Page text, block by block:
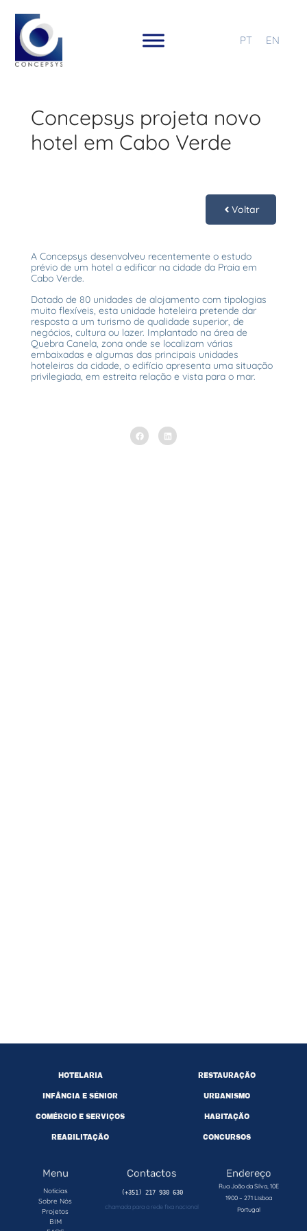
PT EN
Concepsys projeta novo
hotel em Cabo Verde
Voltar
A Concepsys desenvolveu recentemente o estudo
prévio de um hotel a edificar na cidade da Praia em
Cabo Verde.
Dotado de 80 unidades de alojamento com tipologias
muito flexíveis, esta unidade hoteleira pretende dar
resposta a um turismo de qualidade superior, de
negócios, cultura ou lazer. Implantado na área de
Quebra Canela, zona onde se localizam várias
embaixadas e algumas das principais unidades
hoteleiras da cidade, o edifício apresenta uma situação
privilegiada, em estreita relação e vista para o mar.
HOTELARIA
INFÂNCIA E SÉNIOR
RESTAURAÇÃO
URBANISMO
COMÉRCIO E SERVIÇOS
REABILITAÇÃO
HABITAÇÃO
CONCURSOS
Menu
Noticias
Sobre Nós
Projetos
BIM
Contactos
(+351) 217 930 630
chamada para a rede fixa nacional
Endereço
Rua João da Silva, 10E
1900 – 271 Lisboa
Portugal